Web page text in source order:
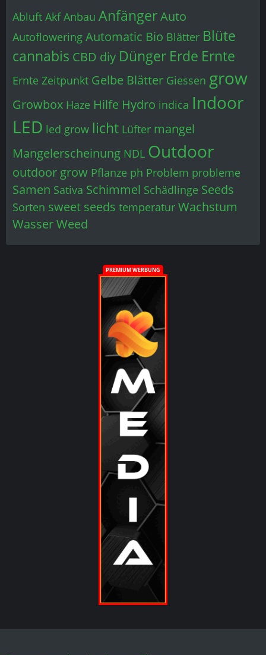
Abluft Akf Anbau AnfängerAuto
Autoflowering Automatic Bio Blätter Blüte
cannabis CBD diy Dünger Erde Ernte
Ernte Zeitpunkt Gelbe Blätter Giessen grow
Growbox Haze Hilfe Hydro indica Indoor
LED led grow licht Lüfter mangel
Mangelerscheinung NDL Outdoor
outdoor grow Pflanze ph Problem probleme
Samen Sativa Schimmel Schädlinge Seeds
Sorten sweet seeds temperatur Wachstum
WasserWeed
PREMIUM WERBUNG